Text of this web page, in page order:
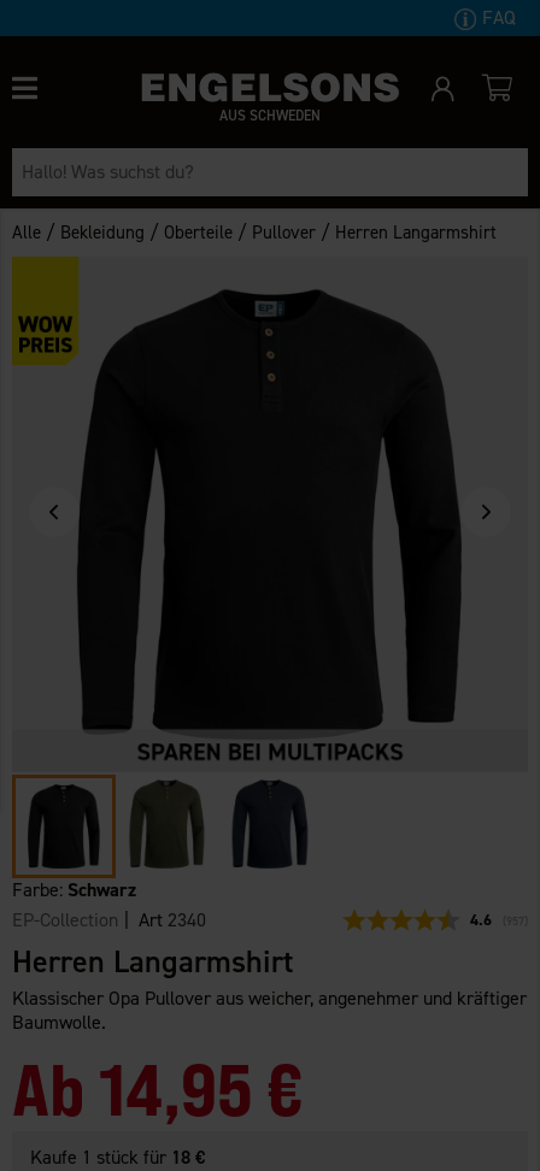
FAQ
AUS SCHWEDEN
Alle / Bekleidung / Oberteile / Pullover / Herren Langarmshirt
Farbe: Schwarz
EP-Collection | Art 2340 4.6 957
Herren Langarmshirt
Klassischer Opa Pullover aus weicher, angenehmer und kräftiger
Baumwolle.
Ab 14,95 €
Kaufe 1 stück für 18 €